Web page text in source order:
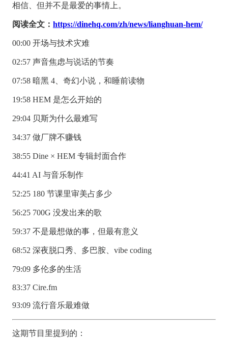
相信、但并不是最爱的事情上。
阅读全文： https://dinehq.com/zh/news/lianghuan-hem/
00:00 开场与技术灾难
02:57 声音焦虑与说话的节奏
07:58 暗黑 4、奇幻小说，和睡前读物
19:58 HEM 是怎么开始的
29:04 贝斯为什么最难写
34:37 做厂牌不赚钱
38:55 Dine × HEM 专辑封面合作
44:41 AI 与音乐制作
52:25 180 节课里审美占多少
56:25 700G 没发出来的歌
59:37 不是最想做的事，但最有意义
68:52 深夜脱口秀、多巴胺、vibe coding
79:09 多伦多的生活
83:37 Cire.fm
93:09 流行音乐最难做
这期节目里提到的：